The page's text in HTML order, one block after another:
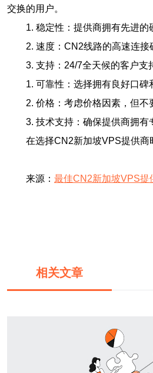
交换的用户。
1. 稳定性：提供商拥有先进的
2. 速度：CN2线路的高速连接
3. 支持：24/7全天候的客户支
1. 可靠性：选择拥有良好口碑
2. 价格：考虑价格因素，但不
3. 技术支持：确保提供商拥有
在选择CN2新加坡VPS提供商
来源： 最佳CN2新加坡VPS提
相关文章